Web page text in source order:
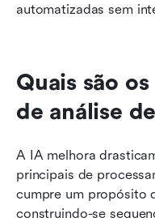
automatizadas sem
Quais são
de análise
A IA melhora
principais de
cumpre um propósito
construindo-se